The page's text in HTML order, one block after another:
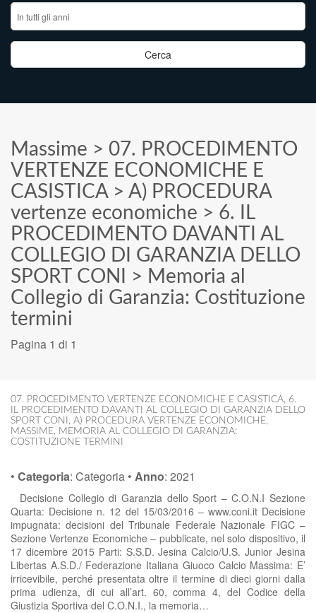
Massime > 07. PROCEDIMENTO
VERTENZE ECONOMICHE E
CASISTICA> A) PROCEDURA
vertenze economiche > 6. IL
PROCEDIMENTO DAVANTI AL
COLLEGIO DI GARANZIA DELLO
SPORT CONI
> Memoria al
Collegio di Garanzia: Costituzione
termini
Pagina 1 di 1
07. PROCEDIMENTO VERTENZE ECONOMICHE E CASISTICA, 6.
IL PROCEDIMENTO DAVANTI AL COLLEGIO DI GARANZIA DELLO
SPORT CONI , A) PROCEDURA VERTENZE ECONOMICHE,
MASSIME, MEMORIA AL COLLEGIO DI GARANZIA:
COSTITUZIONE TERMINI
• Categoria: Categoria • Anno: 2021
Decisione Collegio di Garanzia dello Sport – C.O.N.I Sezione
Quarta: Decisione n. 12 del 15/03/2016 – www.coni.it Decisione
impugnata: decisioni del Tribunale Federale Nazionale FIGC –
Sezione Vertenze Economiche – pubblicate, nel solo dispositivo, il
17 dicembre 2015 Parti: S.S.D. Jesina Calcio/U.S. Junior Jesina
Libertas A.S.D./ Federazione Italiana Giuoco Calcio Massima: E’
irricevibile, perché presentata oltre il termine di dieci giorni dalla
prima udienza, di cui all’art. 60, comma 4, del Codice della
Giustizia Sportiva del C.O.N.I., la memoria…